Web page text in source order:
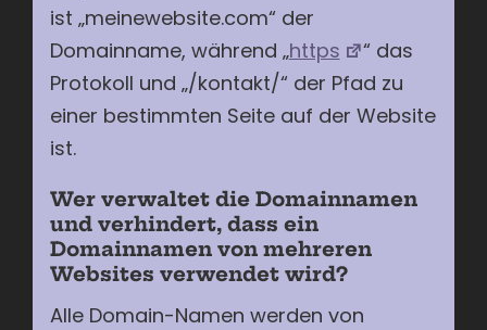
ist „meinewebsite.com“ der
Domainname, während „https
“ das
Protokoll und „/kontakt/“ der Pfad zu
einer bestimmten Seite auf der Website
ist.
Wer verwaltet die Domainnamen
und verhindert, dass ein
Domainnamen von mehreren
Websites verwendet wird?
Alle Domain-Namen werden von